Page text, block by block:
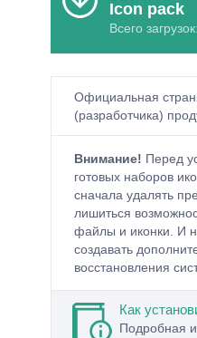
Icon pack
Всего
Официальная
(разработчика)
Внимание! Перед
готовых наборов
сначала удалять
лишиться
файлы и иконки. И
создавать
восстановления
Как
Подробная